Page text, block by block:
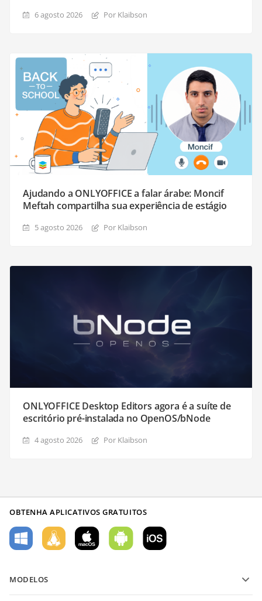
6 agosto 2026 Por Klaibson
Ajudando a ONLYOFFICE a falar árabe: Moncif
Meftah compartilha sua experiência de estágio
5 agosto 2026 Por Klaibson
ONLYOFFICE Desktop Editors agora é a suíte de
escritório pré-instalada no OpenOS/bNode
4 agosto 2026 Por Klaibson
OBTENHA APLICATIVOS GRATUITOS
MODELOS